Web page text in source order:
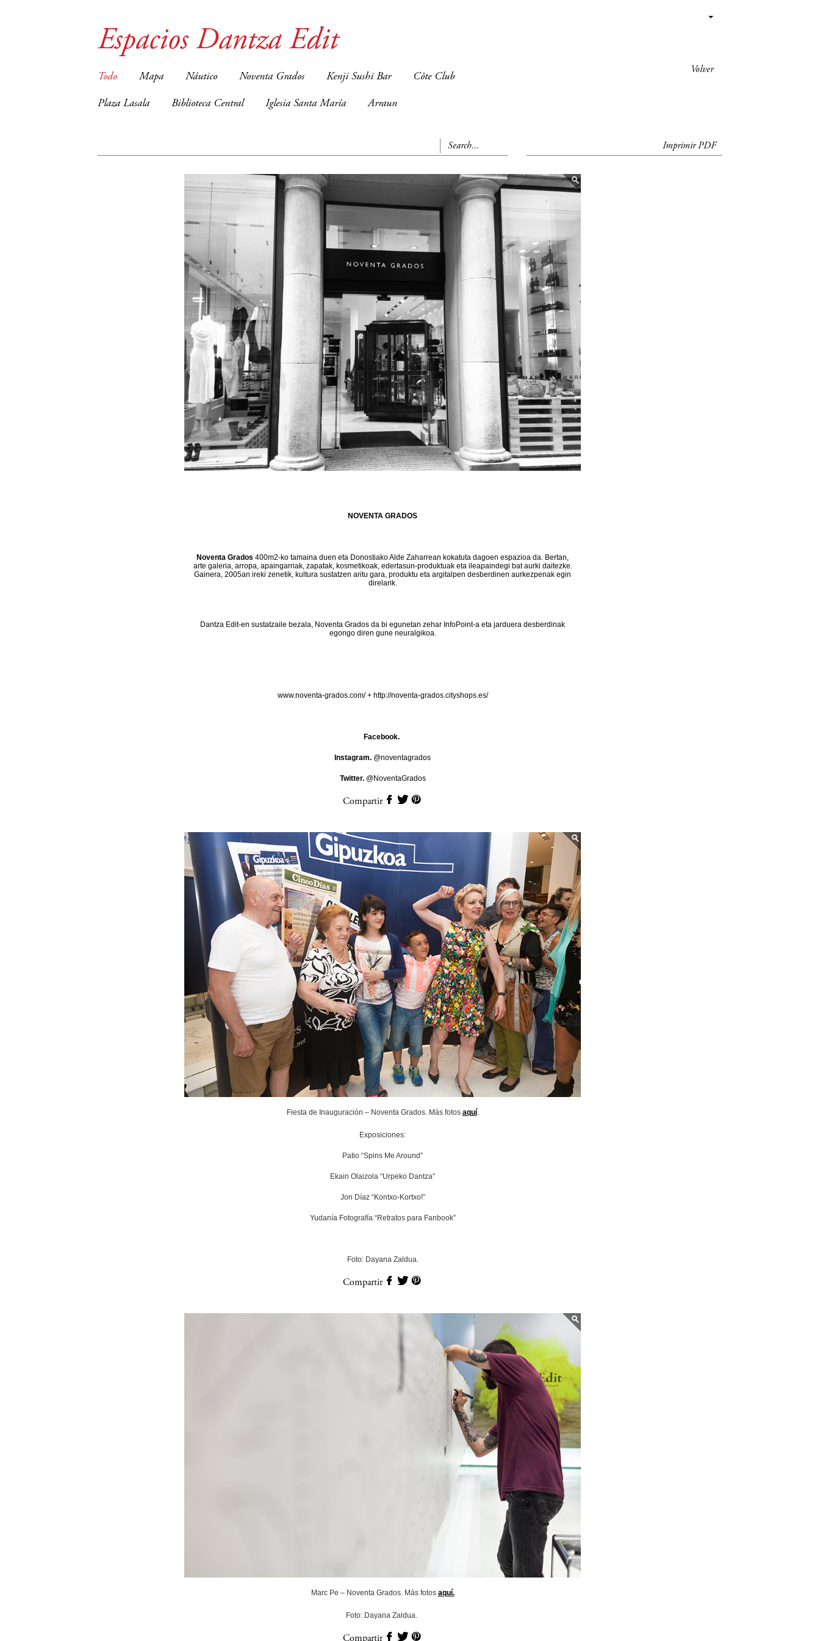
Volver
Espacios Dantza Edit
Todo Mapa Náutico Noventa Grados Kenji Sushi Bar Côte Club
Plaza Lasala Biblioteca Central Iglesia Santa María Arraun
Imprimir PDF
NOVENTA GRADOS
Noventa Grados 400m2-ko tamaina duen eta Donostiako Alde Zaharrean kokatuta dagoen espazioa da. Bertan,
arte galeria, arropa, apaingarriak, zapatak, kosmetikoak, edertasun-produktuak eta ileapaindegi bat aurki daitezke.
Gainera, 2005an ireki zenetik, kultura sustatzen aritu gara, produktu eta argitalpen desberdinen aurkezpenak egin
direlarik.
Dantza Edit-en sustatzaile bezala, Noventa Grados da bi egunetan zehar InfoPoint-a eta jarduera desberdinak
egongo diren gune neuralgikoa.
www.noventa-grados.com/+http://noventa-grados.cityshops.es/
Facebook.
Instagram. @noventagrados
Twitter.@NoventaGrados
Compartir
Fiesta de Inauguración – Noventa Grados. Más fotos aquí.
Exposiciones:
Patio “Spins Me Around”
Ekain Olaizola “Urpeko Dantza”
Jon Díaz “Kontxo-Kortxo!”
Yudanía Fotografía “Retratos para Fanbook”
Foto: Dayana Zaldua.
Compartir
Marc Pe – Noventa Grados. Más fotos aquí.
Foto: Dayana Zaldua.
Compartir